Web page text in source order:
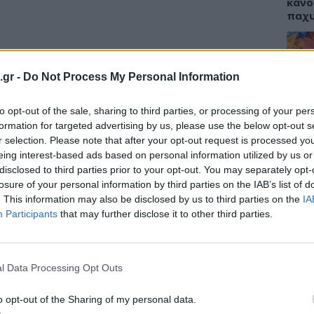
- Do Not Process My Personal Information
opt-out of the sale, sharing to third parties, or processing of your
for targeted advertising by us, please use the below opt-out
selection. Please note that after your opt-out request is processed
interest-based ads based on personal information utilized by us
to third parties prior to your opt-out. You may separately
of your personal information by third parties on the IAB’s list of
This information may also be disclosed by us to third parties on the
Participants that may further disclose it to other third parties.
Data Processing Opt Outs
opt-out of the Sharing of my personal data.
γιατρών προκαλεί η απόφαση
ακόμη και εισιτήριο για την εισαγωγή
από όλα τα άλλα έξοδα.
της Ομοσπονδίας των
Βαρνάβας: “Ενώ η ανεργία έχει
δεν διαθέτει πλέον υγειονομική
25 ευρώ για κάθε άνθρωπο
Στον ίδιο ασθενή θα κοστολογήσουν
υπέρογκα Κλειστά Ενοποιημένα Νοσήλια
να καταβάλλει το κόστος θα στείλουν
ώστε να γίνει αναγκαστική είσπραξη ή
ΙΣΑ: